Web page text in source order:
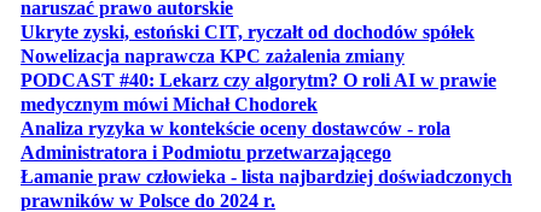
naruszać prawo autorskieotwiera się w nowej karcie
Ukryte zyski, estoński CIT, ryczałt od dochodów spółekotwiera
Nowelizacja naprawcza KPC zażalenia zmianyotwiera się w
PODCAST #40: Lekarz czy algorytm? O roli AI w prawie
medycznym mówi Michał Chodorekotwiera się w nowej karcie
Analiza ryzyka w kontekście oceny dostawców - rola
Administratora i Podmiotu przetwarzającegootwiera się w
Łamanie praw człowieka - lista najbardziej doświadczonych
prawników w Polsce do 2024 r.